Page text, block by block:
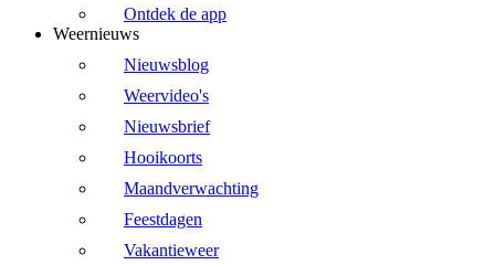
Ontdek de app
Weernieuws
Nieuwsblog
Weervideo's
Nieuwsbrief
Hooikoorts
Maandverwachting
Feestdagen
Vakantieweer